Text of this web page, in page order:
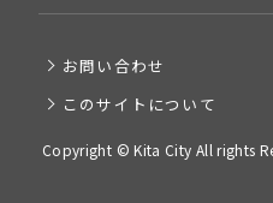
お問い合わせ
このサイトについて
Copyright © Kita City All rights